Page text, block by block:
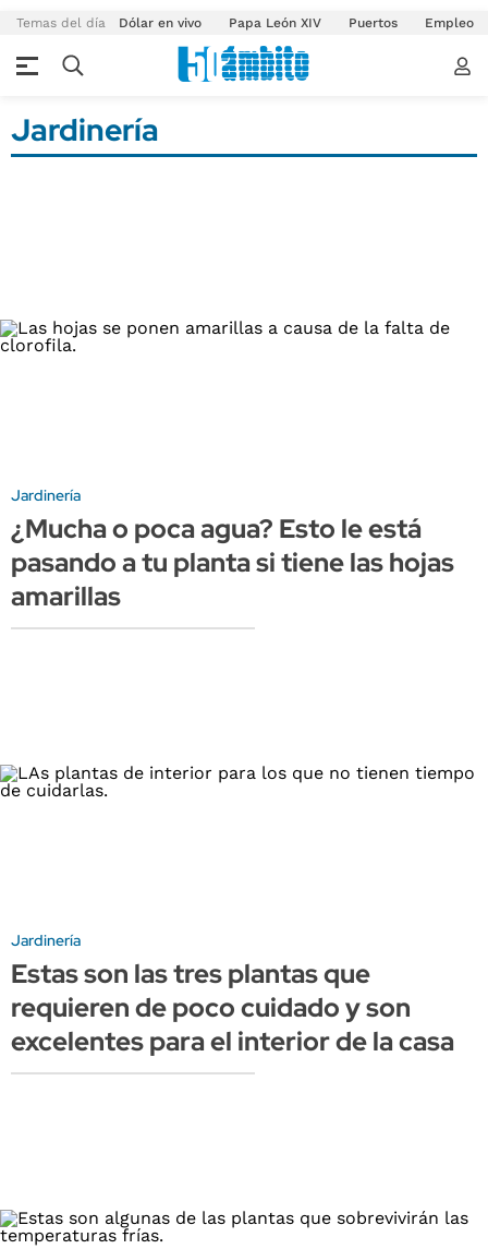
Temas del día Dólar en vivo Papa León XIV Puertos Empleo
Jardinería
Jardinería
¿Mucha o poca agua? Esto le está
pasando a tu planta si tiene las hojas
amarillas
Jardinería
Estas son las tres plantas que
requieren de poco cuidado y son
excelentes para el interior de la casa